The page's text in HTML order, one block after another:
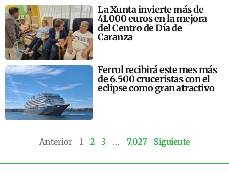
La Xunta invierte más de
41.000 euros en la mejora
del Centro de Día de
Caranza
Ferrol recibirá este mes más
de 6.500 cruceristas con el
eclipse como gran atractivo
Anterior 1 2 3 … 7.027 Siguiente